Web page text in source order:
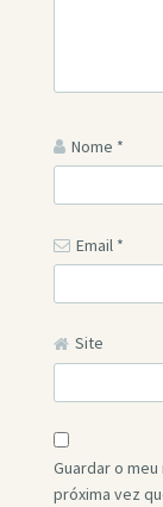
Nome *
Email *
Site
Guardar o
próxima vez